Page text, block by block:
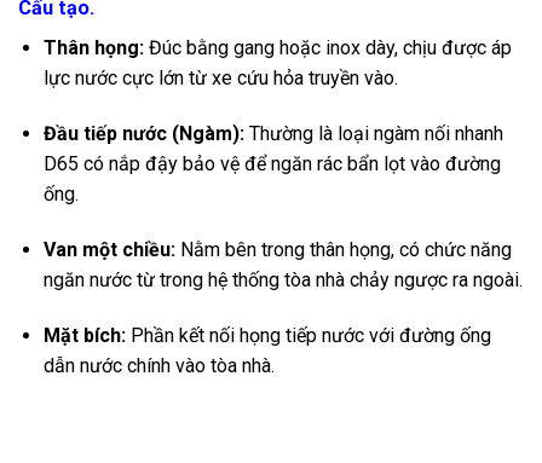
Cấu tạo.
Thân họng:Đúc bằng gang hoặc inox dày, chịu được áp
lực nước cực lớn từ xe cứu hỏa truyền vào.
Đầu tiếp nước (Ngàm):Thường là loại ngàm nối nhanh
D65 có nắp đậy bảo vệ để ngăn rác bẩn lọt vào đường
ống.
Van một chiều:Nằm bên trong thân họng, có chức năng
ngăn nước từ trong hệ thống tòa nhà chảy ngược ra ngoài.
Mặt bích:Phần kết nối họng tiếp nước với đường ống
dẫn nước chính vào tòa nhà.